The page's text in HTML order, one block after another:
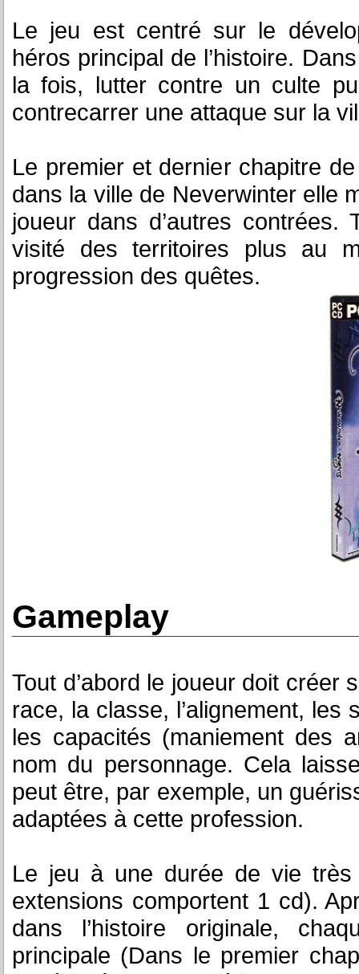
Le jeu est centré sur le
héros principal de l’histoire.
la fois, lutter contre un culte
contrecarrer une attaque sur la
Le premier et dernier chapitre
dans la ville de Neverwinter elle
joueur dans d’autres
visité des territoires plus au
progression des quêtes.
Gameplay
Tout d’abord le joueur doit
race, la classe, l’alignement,
les capacités (maniement des
nom du personnage. Cela
peut être, par exemple, un
adaptées à cette profession.
Le jeu à une durée de vie
extensions comportent 1 cd).
dans l’histoire originale,
principale (Dans le premier